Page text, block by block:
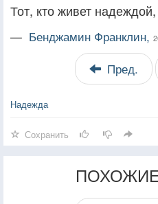
Тот, кто живет
— Бенджамин Франклин,
Пред.
Надежда
Сохранить